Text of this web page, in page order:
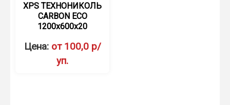
XPS ТЕХНОНИКОЛЬ
CARBON ECO
1200х600х20
Цена: от 100,0 р/
уп.